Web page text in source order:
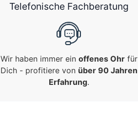
Telefonische Fachberatung
Wir haben immer ein offenes Ohrfür
Dich - profitiere von über 90 Jahren
Erfahrung.